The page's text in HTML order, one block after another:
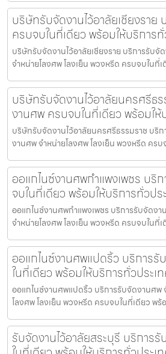
บริษัทรับจัดงานไว้อาลัยเชียงรา
ครบจบในที่เดียว พร้อมให้บริการ
บริษัทรับจัดงานไว้อาลัยเชียงราย บริการรับ
จำหน่ายโลงศพ โลงเย็น พวงหรีด ครบจบในที่
บริษัทรับจัดงานไว้อาลัยนครศรีธ
งานศพ ครบจบในที่เดียว พร้อมให้
บริษัทรับจัดงานไว้อาลัยนครศรีธรรมราช บริ
งานศพ จำหน่ายโลงศพ โลงเย็น พวงหรีด คร
ออแกไนซ์งานศพกำแพงเพชร บริ
จบในที่เดียว พร้อมให้บริการทั่วปร
ออแกไนซ์งานศพกำแพงเพชร บริการรับจัดง
จำหน่ายโลงศพ โลงเย็น พวงหรีด ครบจบในที่
ออแกไนซ์งานศพแปดริ้ว บริการ
ในที่เดียว พร้อมให้บริการทั่วประเ
ออแกไนซ์งานศพแปดริ้ว บริการรับจัดงานศพ
โลงศพ โลงเย็น พวงหรีด ครบจบในที่เดียว พร้
รับจัดงานไว้อาลัยสระบุรี บริการ